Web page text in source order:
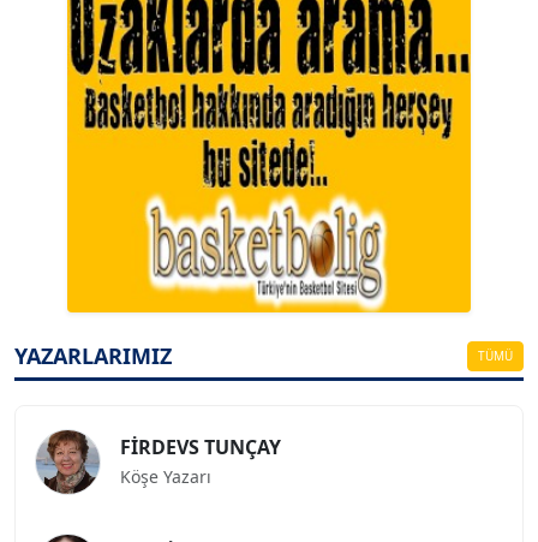
YAZARLARIMIZ TÜMÜ
A. BAHRİ VRESKALA
Köşe Yazarı
Köşe Yazarı
Köşe Yazarı